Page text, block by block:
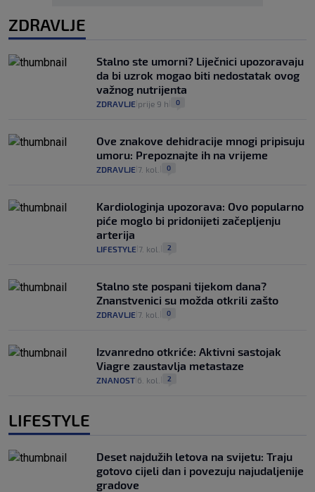
ZDRAVLJE
Stalno ste umorni? Liječnici upozoravaju
da bi uzrok mogao biti nedostatak ovog
važnog nutrijenta
ZDRAVLJE prije 9 h 0
Ove znakove dehidracije mnogi pripisuju
umoru: Prepoznajte ih na vrijeme
ZDRAVLJE 7. kol. 0
Kardiologinja upozorava: Ovo popularno
piće moglo bi pridonijeti začepljenju
arterija
LIFESTYLE 7. kol. 2
Stalno ste pospani tijekom dana?
Znanstvenici su možda otkrili zašto
ZDRAVLJE 7. kol. 0
Izvanredno otkriće: Aktivni sastojak
Viagre zaustavlja metastaze
ZNANOST 6. kol. 2
LIFESTYLE
Deset najdužih letova na svijetu: Traju
gotovo cijeli dan i povezuju najudaljenije
gradove